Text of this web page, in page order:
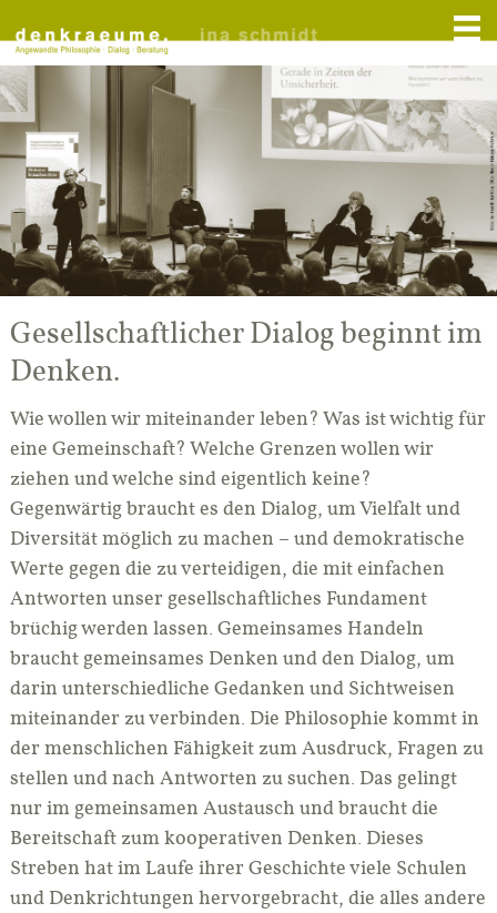
Gesellschaftlicher Dialog beginnt im
Denken.
Wie wollen wir miteinander leben? Was ist wichtig für
eine Gemeinschaft? Welche Grenzen wollen wir
ziehen und welche sind eigentlich keine?
Gegenwärtig braucht es den Dialog, um Vielfalt und
Diversität möglich zu machen – und demokratische
Werte gegen die zu verteidigen, die mit einfachen
Antworten unser gesellschaftliches Fundament
brüchig werden lassen. Gemeinsames Handeln
braucht gemeinsames Denken und den Dialog, um
darin unterschiedliche Gedanken und Sichtweisen
miteinander zu verbinden. Die Philosophie kommt in
der menschlichen Fähigkeit zum Ausdruck, Fragen zu
stellen und nach Antworten zu suchen. Das gelingt
nur im gemeinsamen Austausch und braucht die
Bereitschaft zum kooperativen Denken. Dieses
Streben hat im Laufe ihrer Geschichte viele Schulen
und Denkrichtungen hervorgebracht, die alles andere